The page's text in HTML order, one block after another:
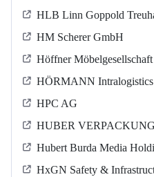
HLB Linn Goppold
HM Scherer GmbH
Höffner
HÖRMANN Intralogistics
HPC AG
HUBER
Hubert Burda Media
HxGN Safety &